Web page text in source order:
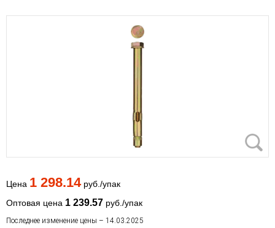
Цена 1 298.14руб./упак
Оптовая цена 1 239.57 руб./упак
Последнее изменение цены – 14.03.2025